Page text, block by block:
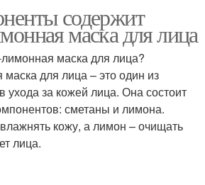
содержит
маска для лица
маска для лица?
для лица – это один из
ухода за кожей лица. Она состоит
сметаны и лимона.
кожу, а лимон – очищать
лица.